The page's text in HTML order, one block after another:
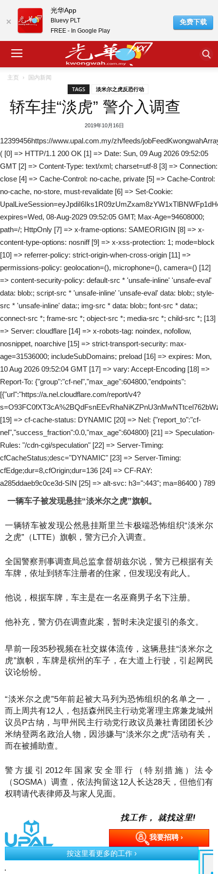
主页 国内新闻
TAGS 淡米尔之虎反恐行动
轿车挂“淡虎” 警介入调查
2019年10月16日
12399456https://www.upal.com.my/zh/feeds/
( [0] => HTTP/1.1 200 OK [1] => Date: Sun, 09 Aug 2026 09:52:05
GMT [2] => Content-Type: text/xml; charset=utf-8 [3] => Connection:
close [4] => Cache-Control: no-cache, private [5] => Cache-Control:
no-cache, no-store, must-revalidate [6] => Set-Cookie:
expires=Wed, 08-Aug-2029 09:52:05 GMT; Max-Age=94608000;
path=/; HttpOnly [7] => x-frame-options: SAMEORIGIN [8] => x-
content-type-options: nosniff [9] => x-xss-protection: 1; mode=block
[10] => referrer-policy: strict-origin-when-cross-origin [11] =>
permissions-policy: geolocation=(), microphone=(), camera=() [12]
=> content-security-policy: default-src * 'unsafe-inline' 'unsafe-eval'
data: blob:; script-src * 'unsafe-inline' 'unsafe-eval' data: blob:; style-
src * 'unsafe-inline' data:; img-src * data: blob:; font-src * data:;
connect-src *; frame-src *; object-src *; media-src *; child-src *; [13]
=> Server: cloudflare [14] => x-robots-tag: noindex, nofollow,
nosnippet, noarchive [15] => strict-transport-security: max-
age=31536000; includeSubDomains; preload [16] => expires: Mon,
10 Aug 2026 09:52:04 GMT [17] => vary: Accept-Encoding [18] =>
Report-To: {"group":"cf-nel","max_age":604800,"endpoints":
[{"url":"https://a.nel.cloudflare.com/report/v4?
[19] => cf-cache-status: DYNAMIC [20] => Nel: {"report_to":"cf-
nel","success_fraction":0.0,"max_age":604800} [21] => Speculation-
Rules: "/cdn-cgi/speculation" [22] => Server-Timing:
cfCacheStatus;desc="DYNAMIC" [23] => Server-Timing:
cfEdge;dur=8,cfOrigin;dur=136 [24] => CF-RAY:
a285ddaeb9c0ce3d-SIN [25] => alt-svc: h3=":443"; ma=86400 ) 789
一辆车子被发现悬挂“淡米尔之虎”旗帜。
一辆轿车被发现公然悬挂斯里兰卡极端恐怖组织“淡米尔
之虎”（LTTE）旗帜，警方已介入调查。
全国警察刑事调查局总监拿督胡兹尔说，警方已根据有关
车牌，依址到轿车注册者的住家，但发现没有此人。
他说，根据车牌，车主是在一名巫裔男子名下注册。
他补充，警方仍在调查此案，暂时未决定援引的条文。
早前一段35秒视频在社交媒体流传，这辆悬挂“淡米尔之
虎”旗帜，车牌是槟州的车子，在大道上行驶，引起网民
议论纷纷。
“淡米尔之虎”5年前起被大马列为恐怖组织的名单之一，
而上周共有12人，包括森州民主行动党署理主席兼龙城州
议员P古纳，与甲州民主行动党行政议员兼社青团团长沙
米纳登两名政治人物，因涉嫌与“淡米尔之虎”活动有关，
而在被捕助查。
警方援引2012年国家安全罪行（特别措施）法令
（SOSMA）调查，依法拘留这12人长达28天，但他们有
权聘请代表律师及与家人见面。
找工作， 就找这里!
我要招聘 ›
按这里看更多的工作 ›
光华App
Bluevy PLT
FREE - In Google Play
免费下载